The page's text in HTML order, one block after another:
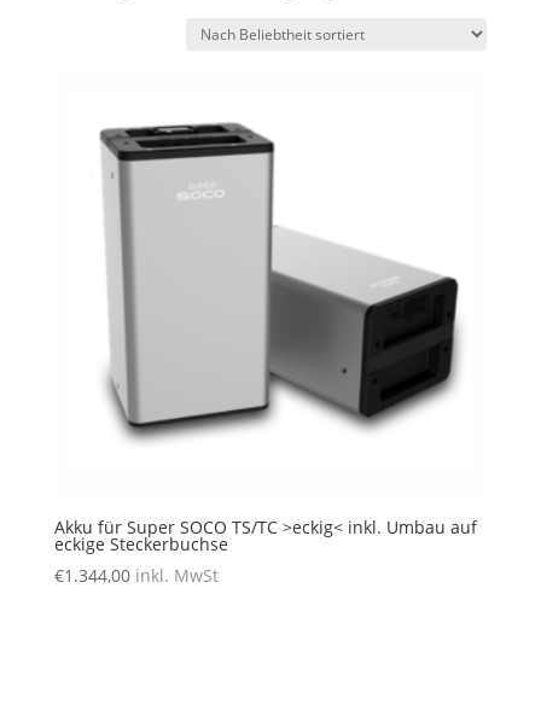
sortiert
Akku für Super SOCO TS/TC >eckig< inkl. Umbau auf
eckige Steckerbuchse
€1.344,00 inkl. MwSt